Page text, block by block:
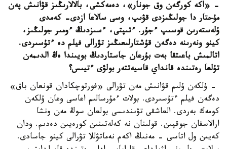
- «اكە كورگەن وق جونار»، دەمەكشى، بالالارىڭىز قۋانىش پەن
مۇحتار دا جولىڭىزدى قۋىپ، وسى سالاعا ازدى- كەمدى
ۇلەستەرىن قوسىپ ءجۇر. ءتىپتى، ءسىزدىڭ ءومىر جولىڭىز،
كينو ونەرىنە دەگەن قۇشتارلىعىڭىز تۋرالى فيلم دە ءتۇسىردى.
اتالمىش باعىتقا بەت بۇرعان جاستاردىڭ بويىندا ەڭ الدىمەن
تۇلعا رەتىندە قانداي قاسيەتتەر بولۋى ءتيىس؟
- ۇلكەن ۇلىم قۋانىش مەن تۋرالى «فورتوچكادان قونعان باق»
دەگەن فيلم ءتۇسىردى. بولات ءمۇرسالىم اعاسى وعان ۇلكەن
كومەك بەردى. العاشقى تۋىندىسى بولعان سوڭ مەن ونشا
ارالاسقان جوقپىن. قولىنان نە كەلەتىنىن كورەيىن دەدىم. ودان
كەيىن ول اتاسى - مەنىڭ اكەم نەماتۋللا تۋرالى كينو جاسادى.